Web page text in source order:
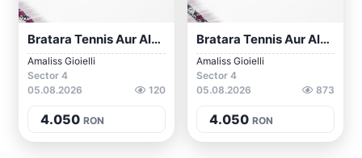
Bratara Tennis Aur Alb 18 Kt Cu Rubine-...
Amaliss Gioielli
Sector 4
05.08.2026
120
4.050 RON
Bratara Tennis Aur Alb 18 Kt Cu Rubine S...
Amaliss Gioielli
Sector 4
05.08.2026
873
4.050 RON